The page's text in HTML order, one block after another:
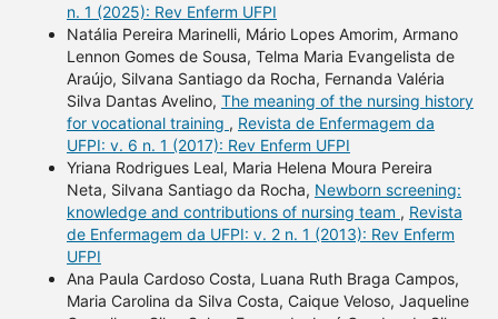
n. 1 (2025): Rev Enferm UFPI
Natália Pereira Marinelli, Mário Lopes Amorim, Armano
Lennon Gomes de Sousa, Telma Maria Evangelista de
Araújo, Silvana Santiago da Rocha, Fernanda Valéria
Silva Dantas Avelino, The meaning of the nursing history
for vocational training , Revista de Enfermagem da
UFPI: v. 6 n. 1 (2017): Rev Enferm UFPI
Yriana Rodrigues Leal, Maria Helena Moura Pereira
Neta, Silvana Santiago da Rocha, Newborn screening:
knowledge and contributions of nursing team , Revista
de Enfermagem da UFPI: v. 2 n. 1 (2013): Rev Enferm
UFPI
Ana Paula Cardoso Costa, Luana Ruth Braga Campos,
Maria Carolina da Silva Costa, Caique Veloso, Jaqueline